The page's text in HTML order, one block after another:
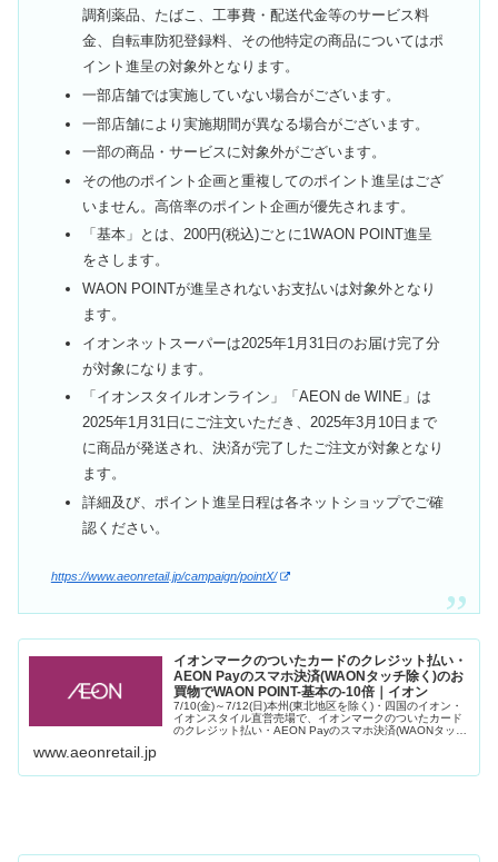
調剤薬品、たばこ、工事費・配送代金等のサービス料
金、自転車防犯登録料、その他特定の商品についてはポ
イント進呈の対象外となります。
一部店舗では実施していない場合がございます。
一部店舗により実施期間が異なる場合がございます。
一部の商品・サービスに対象外がございます。
その他のポイント企画と重複してのポイント進呈はござ
いません。高倍率のポイント企画が優先されます。
「基本」とは、200円(税込)ごとに1WAON POINT進呈
をさします。
WAON POINTが進呈されないお支払いは対象外となり
ます。
イオンネットスーパーは2025年1月31日のお届け完了分
が対象になります。
「イオンスタイルオンライン」「AEON de WINE」は
2025年1月31日にご注文いただき、2025年3月10日まで
に商品が発送され、決済が完了したご注文が対象となり
ます。
詳細及び、ポイント進呈日程は各ネットショップでご確
認ください。
https://www.aeonretail.jp/campaign/pointX/
イオンマークのついたカードのクレジット払い・
AEON Payのスマホ決済(WAONタッチ除く)のお
買物でWAON POINT-基本の-10倍｜イオン
7/10(金)～7/12(日)本州(東北地区を除く)・四国のイオン・
イオンスタイル直営売場で、イオンマークのついたカード
のクレジット払い・AEON Payのスマホ決済(WAONタッチ
www.aeonretail.jp